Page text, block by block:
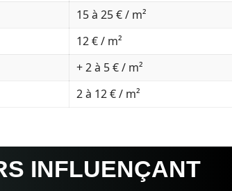
15 à 25 € / m²
12 € / m²
+ 2 à 5 € / m²
2 à 12 € / m²
INFLUENÇANT